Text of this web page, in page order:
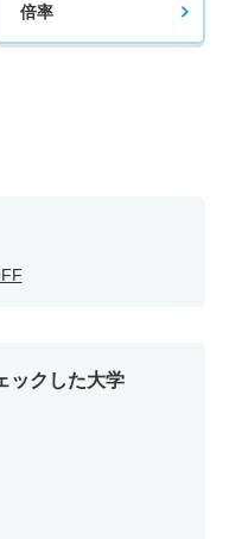
倍率
ックした大学